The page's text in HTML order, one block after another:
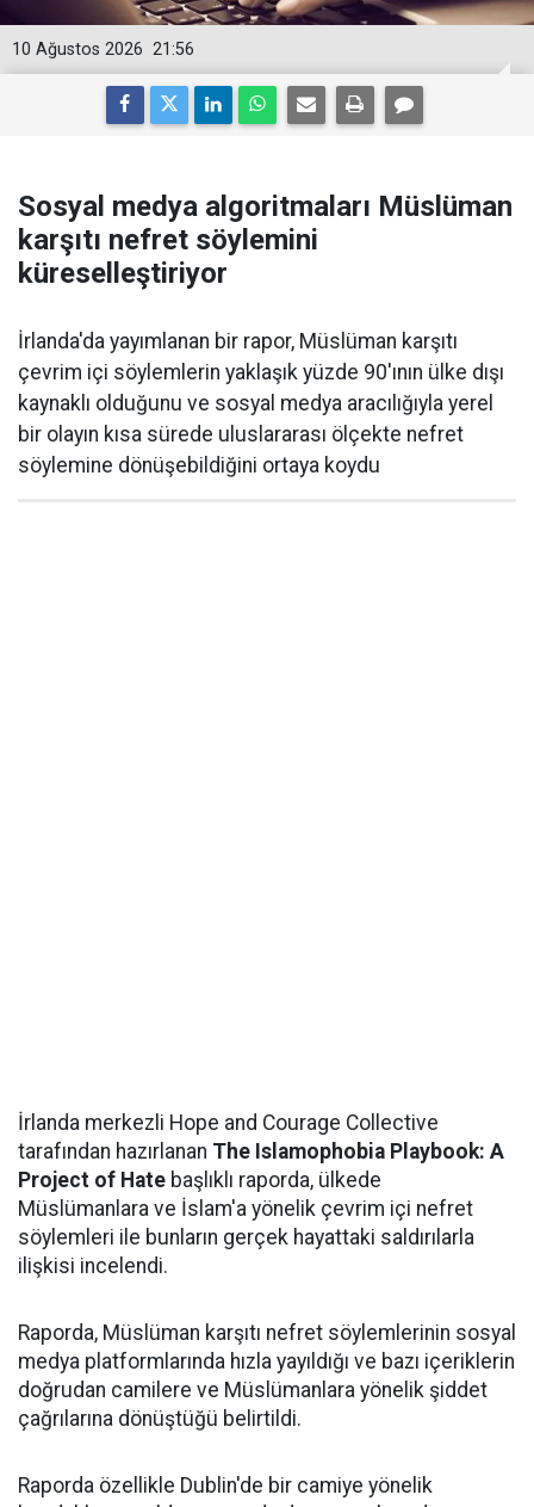
21:56
10 Ağustos 2026
Sosyal medya algoritmaları Müslüman
karşıtı nefret söylemini
küreselleştiriyor
İrlanda'da yayımlanan bir rapor, Müslüman karşıtı
çevrim içi söylemlerin yaklaşık yüzde 90'ının ülke dışı
kaynaklı olduğunu ve sosyal medya aracılığıyla yerel
bir olayın kısa sürede uluslararası ölçekte nefret
söylemine dönüşebildiğini ortaya koydu
İrlanda merkezli Hope and Courage Collective
tarafından hazırlanan The Islamophobia Playbook: A
Project of Hate başlıklı raporda, ülkede
Müslümanlara ve İslam'a yönelik çevrim içi nefret
söylemleri ile bunların gerçek hayattaki saldırılarla
ilişkisi incelendi.
Raporda, Müslüman karşıtı nefret söylemlerinin sosyal
medya platformlarında hızla yayıldığı ve bazı içeriklerin
doğrudan camilere ve Müslümanlara yönelik şiddet
çağrılarına dönüştüğü belirtildi.
Raporda özellikle Dublin'de bir camiye yönelik